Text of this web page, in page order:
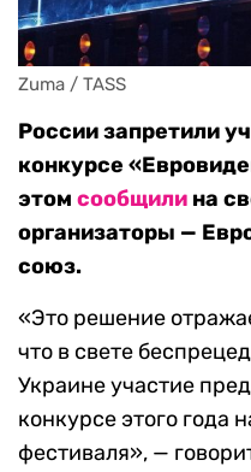
Zuma / TASS
России запретили
конкурсе
этом сообщили на
организаторы —
союз.
«Это решение
что в свете
Украине участие
конкурсе этого года
фестиваля», —